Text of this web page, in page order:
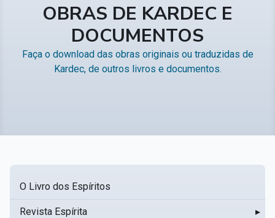
OBRAS DE KARDEC E
DOCUMENTOS
Faça o download das obras originais ou traduzidas de
Kardec, de outros livros e documentos.
O Livro dos Espíritos
Revista Espírita ▸